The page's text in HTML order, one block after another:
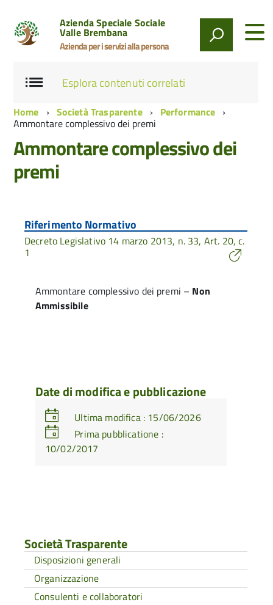
Azienda Speciale Sociale
Valle Brembana
Azienda per i servizi alla persona
Esplora contenuti correlati
Home Società Trasparente Performance
Ammontare complessivo dei premi
Ammontare complessivo dei
premi
Riferimento Normativo
Decreto Legislativo 14 marzo 2013, n. 33, Art. 20, c.
1
Ammontare complessivo dei premi – Non
Ammissibile
Date di modifica e pubblicazione
Ultima modifica : 15/06/2026
Prima pubblicatione :
10/02/2017
Società Trasparente
Disposizioni generali
Organizzazione
Consulenti e collaboratori